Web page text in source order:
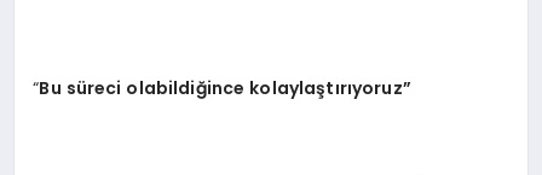
“Bu süreci olabildiğince kolaylaştırıyoruz”